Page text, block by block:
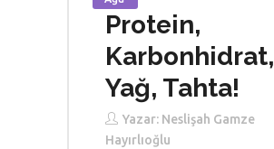
Protein,
Karbonhidrat,
Yağ, Tahta!
Yazar: Neslişah Gamze
Hayırlıoğlu